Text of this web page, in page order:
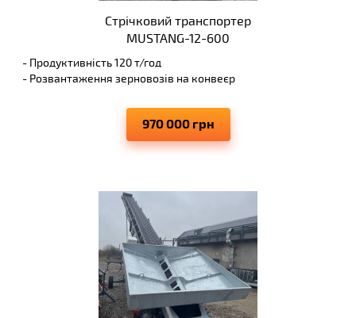
Стрічковий транспортер
MUSTANG-12-600
970 000 грн
- Продуктивність 120 т/год
- Розвантаження зерновозів на конвеєр
- Виключає просипання матеріалів, що транспортуються